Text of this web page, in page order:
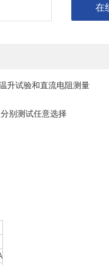
在
升试验和直流电阻测量
别测试任意选择